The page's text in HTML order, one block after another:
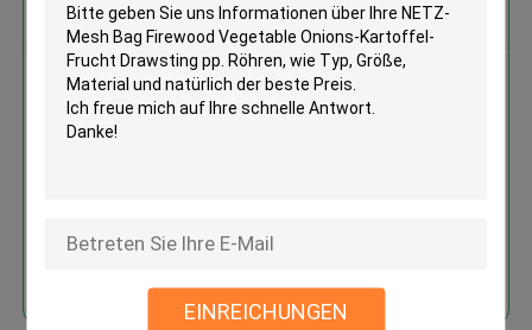
EINREICHUNGEN
Erhalten Sie den besten Preis für
NETZ-Mesh Bag Firewood
Vegetable Onions-Kartoffel-